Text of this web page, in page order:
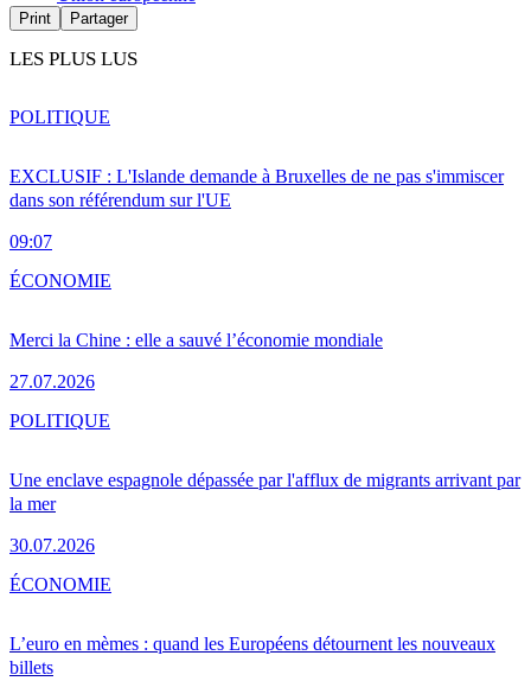
Print Partager
LES PLUS LUS
EXCLUSIF : L'Islande demande à Bruxelles de ne pas s'immiscer
dans son référendum sur l'UE
09:07
POLITIQUE
Merci la Chine : elle a sauvé l’économie mondiale
27.07.2026
ÉCONOMIE
Une enclave espagnole dépassée par l'afflux de migrants arrivant par
la mer
30.07.2026
POLITIQUE
L’euro en mèmes : quand les Européens détournent les nouveaux
billets
ÉCONOMIE